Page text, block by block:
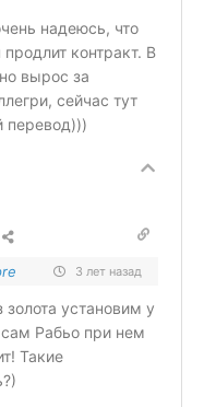
надеюсь, что
контракт. В
вырос за
сейчас тут
перевод)))
3 лет назад
установим у
сам Рабьо при нем
Такие